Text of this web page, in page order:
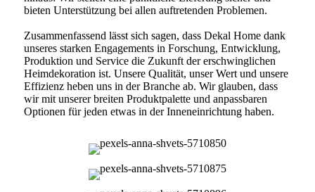
bieten Unterstützung bei allen auftretenden Problemen.
Zusammenfassend lässt sich sagen, dass Dekal Home dank
unseres starken Engagements in Forschung, Entwicklung,
Produktion und Service die Zukunft der erschwinglichen
Heimdekoration ist. Unsere Qualität, unser Wert und unsere
Effizienz heben uns in der Branche ab. Wir glauben, dass
wir mit unserer breiten Produktpalette und anpassbaren
Optionen für jeden etwas in der Inneneinrichtung haben.